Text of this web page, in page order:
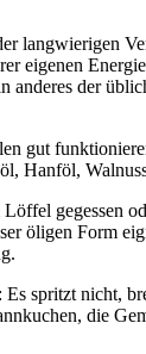
langwierigen
eigenen
der
gut
Hanföl,
gegessen
öligen Form
spritzt nicht,
die